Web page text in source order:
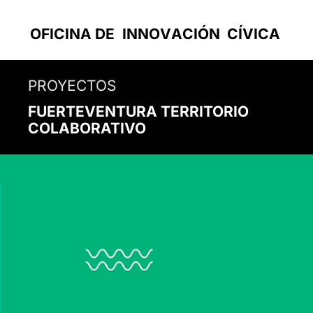
OFICINA DE INNOVACIÓN CÍVICA
PROYECTOS
FUERTEVENTURA TERRITORIO
COLABORATIVO